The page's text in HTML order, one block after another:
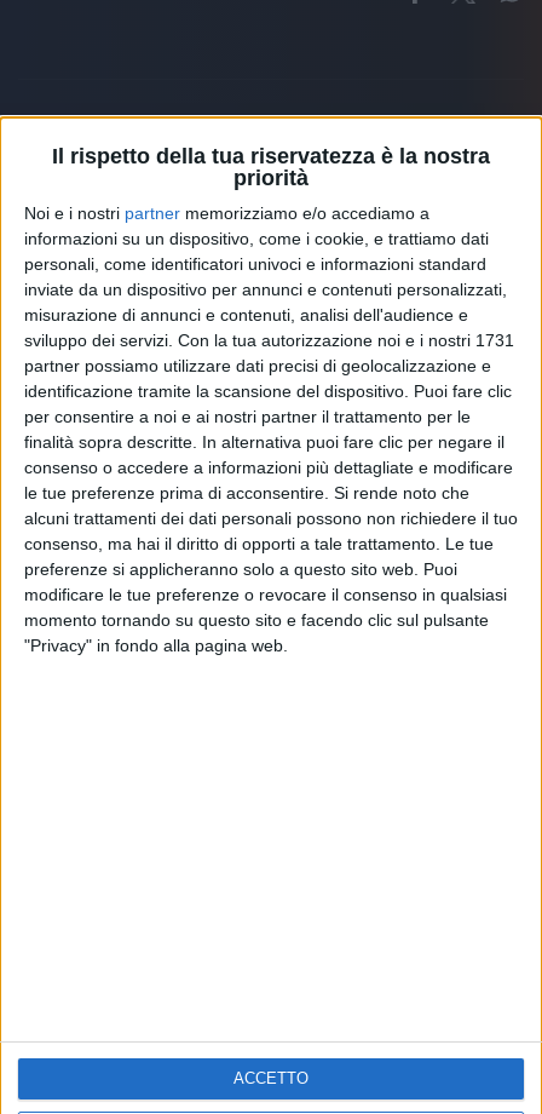
Il rispetto della tua riservatezza è la nostra
priorità
Noi e i nostri partner memorizziamo e/o accediamo a
informazioni su un dispositivo, come i cookie, e trattiamo dati
personali, come identificatori univoci e informazioni standard
inviate da un dispositivo per annunci e contenuti personalizzati,
misurazione di annunci e contenuti, analisi dell'audience e
sviluppo dei servizi. Con la tua autorizzazione noi e i nostri 1731
partner possiamo utilizzare dati precisi di geolocalizzazione e
identificazione tramite la scansione del dispositivo. Puoi fare clic
per consentire a noi e ai nostri partner il trattamento per le
finalità sopra descritte. In alternativa puoi fare clic per negare il
consenso o accedere a informazioni più dettagliate e modificare
le tue preferenze prima di acconsentire. Si rende noto che
alcuni trattamenti dei dati personali possono non richiedere il tuo
consenso, ma hai il diritto di opporti a tale trattamento. Le tue
preferenze si applicheranno solo a questo sito web. Puoi
modificare le tue preferenze o revocare il consenso in qualsiasi
momento tornando su questo sito e facendo clic sul pulsante
"Privacy" in fondo alla pagina web.
ACCETTO
Altri ospiti
ELETTRA LAMBORGHINI
RADIO ITALIA LIVE ESTATE
VIDEO
ELETTRA LAMBORGHINI
VOI TANKA VILLAGE
VIDEO
RADIO ITALIA
VOI TANKA VILLAGE
2VIDEO
Mobile Radio Italia Tv